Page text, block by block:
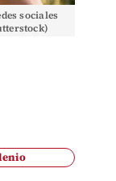
sociales